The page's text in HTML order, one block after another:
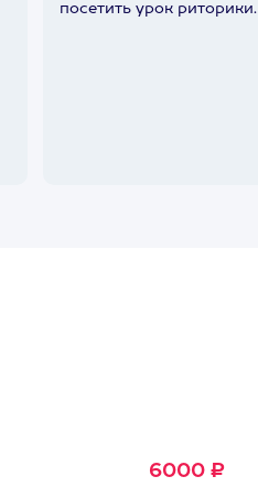
посетить урок риторики.
6000 ₽